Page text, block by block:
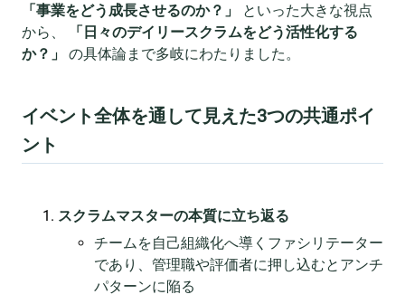
「事業をどう成長させるのか？」
といった大きな視点
から、
「日々のデイリースクラムをどう活性化する
か？」
の具体論まで多岐にわたりました。
イベント全体を通して見えた3つの共通ポイ
ント
スクラムマスターの本質に立ち返る
チームを自己組織化へ導くファシリテーター
であり、管理職や評価者に押し込むとアンチ
パターンに陥る